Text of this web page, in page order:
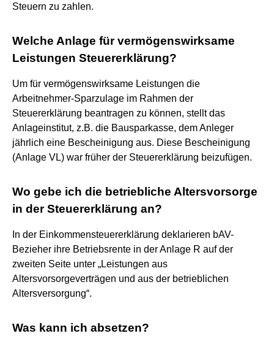
Steuern zu zahlen.
Welche Anlage für vermögenswirksame
Leistungen Steuererklärung?
Um für vermögenswirksame Leistungen die
Arbeitnehmer-Sparzulage im Rahmen der
Steuererklärung beantragen zu können, stellt das
Anlageinstitut, z.B. die Bausparkasse, dem Anleger
jährlich eine Bescheinigung aus. Diese Bescheinigung
(Anlage VL) war früher der Steuererklärung beizufügen.
Wo gebe ich die betriebliche Altersvorsorge
in der Steuererklärung an?
In der Einkommensteuererklärung deklarieren bAV-
Bezieher ihre Betriebsrente in der Anlage R auf der
zweiten Seite unter „Leistungen aus
Altersvorsorgeverträgen und aus der betrieblichen
Altersversorgung“.
Was kann ich absetzen?